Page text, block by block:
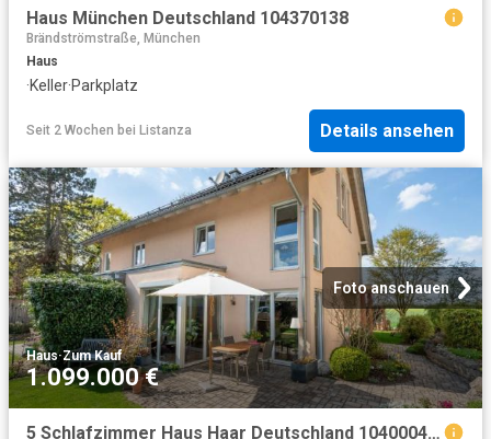
Haus München Deutschland 104370138
Brändströmstraße, München
Haus
·Keller·Parkplatz
Seit 2 Wochen bei Listanza Details ansehen
Foto anschauen
Haus·Zum Kauf
1.099.000 €
5 Schlafzimmer Haus Haar Deutschland 104000486